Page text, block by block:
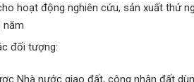
hoạt động nghiên cứu, sản xuất thử
năm
đối tượng:
Nhà nước giao đất, công nhận đất